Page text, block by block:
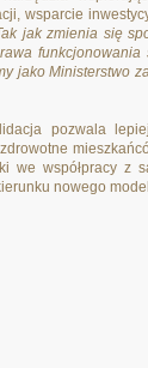
wsparcie
jak zmienia się
jako Ministerstwo
pozwala
współpracy z
nowego